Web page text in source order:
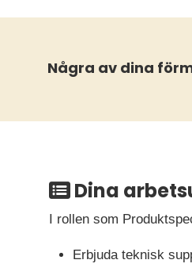
Några av dina
Dina
I rollen som
Erbjuda teknisk